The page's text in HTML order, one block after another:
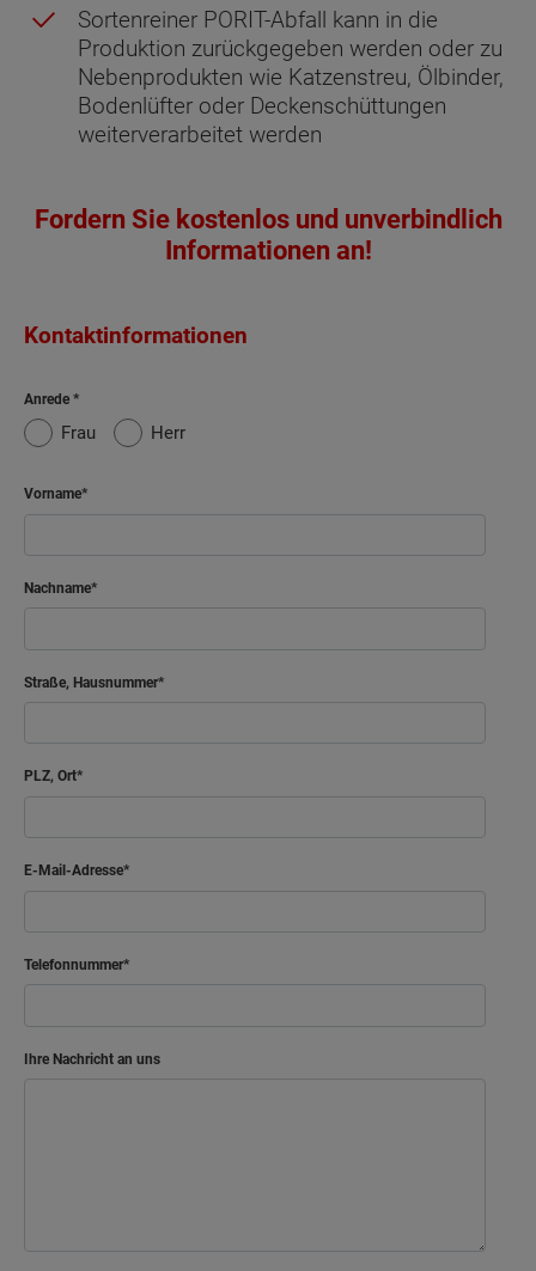
Sortenreiner PORIT-Abfall kann in die
Produktion zurückgegeben werden oder zu
Nebenprodukten wie Katzenstreu, Ölbinder,
Bodenlüfter oder Deckenschüttungen
weiterverarbeitet werden
Fordern Sie kostenlos und unverbindlich
Informationen an!
Kontaktinformationen
Anrede
Frau Herr
Vorname
Nachname
Straße, Hausnummer
PLZ, Ort
E-Mail-Adresse
Telefonnummer
Ihre Nachricht an uns